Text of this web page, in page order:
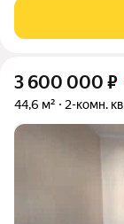
просторную,
(Серединке дома,
3 600 000 ₽
44,6 м² 2-комн.